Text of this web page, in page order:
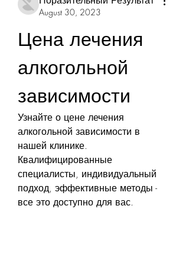
August 30, 2023
Цена лечения
алкогольной
зависимости
Узнайте о цене лечения
алкогольной зависимости в
нашей клинике.
Квалифицированные
специалисты, индивидуальный
подход, эффективные методы -
все это доступно для вас.